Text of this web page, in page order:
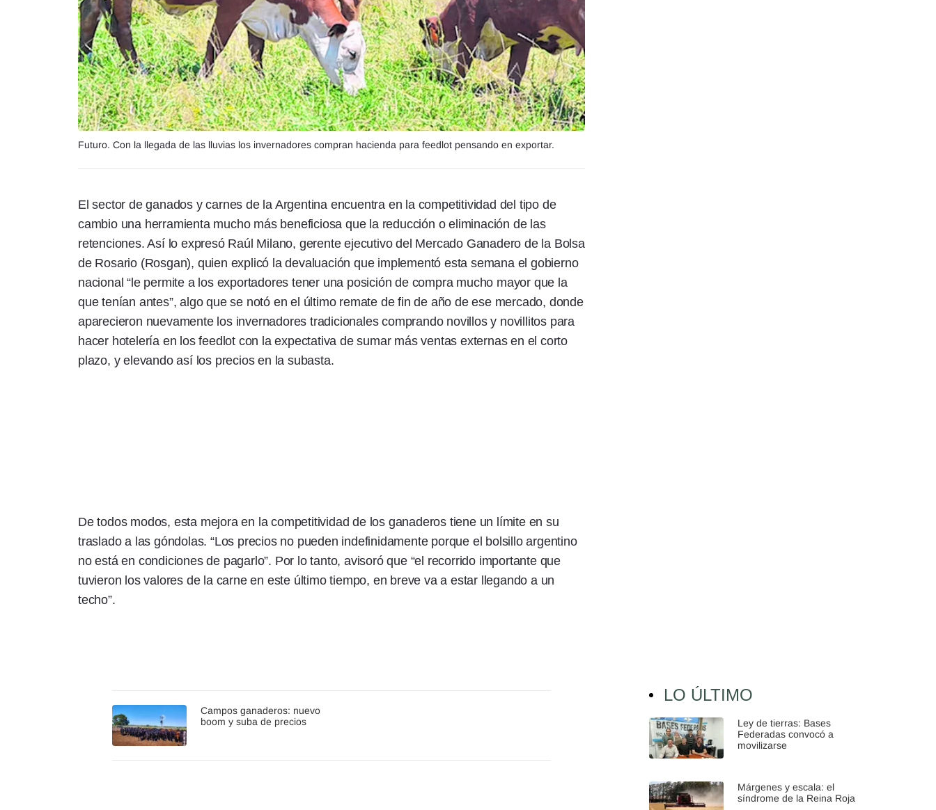
Futuro. Con la llegada de las lluvias los invernadores compran hacienda para feedlot pensando en exportar.
El sector de ganados y carnes de la Argentina encuentra en la competitividad del tipo de
cambio una herramienta mucho más beneficiosa que la reducción o eliminación de las
retenciones. Así lo expresó Raúl Milano, gerente ejecutivo del Mercado Ganadero de la Bolsa
de Rosario (Rosgan), quien explicó la devaluación que implementó esta semana el gobierno
nacional “le permite a los exportadores tener una posición de compra mucho mayor que la
que tenían antes”, algo que se notó en el último remate de fin de año de ese mercado, donde
aparecieron nuevamente los invernadores tradicionales comprando novillos y novillitos para
hacer hotelería en los feedlot con la expectativa de sumar más ventas externas en el corto
plazo, y elevando así los precios en la subasta.
De todos modos, esta mejora en la competitividad de los ganaderos tiene un límite en su
traslado a las góndolas. “Los precios no pueden indefinidamente porque el bolsillo argentino
no está en condiciones de pagarlo”. Por lo tanto, avisoró que “el recorrido importante que
tuvieron los valores de la carne en este último tiempo, en breve va a estar llegando a un
techo”.
Campos ganaderos: nuevo
boom y suba de precios
LO ÚLTIMO
Ley de tierras: Bases
Federadas convocó a
movilizarse
Márgenes y escala: el
síndrome de la Reina Roja